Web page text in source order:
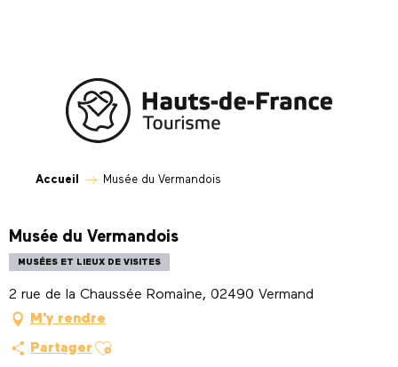
Accueil Musée du Vermandois
Musée du Vermandois
MUSÉES ET LIEUX DE VISITES
2 rue de la Chaussée Romaine, 02490 Vermand
M'y rendre
Partager Ajouter aux favoris